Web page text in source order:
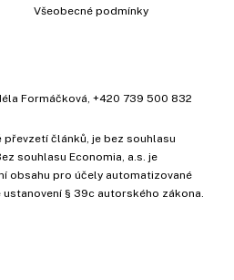
Všeobecné podmínky
Formáčková, +420 739 500 832
článků, je bez souhlasu
souhlasu Economia, a.s. je
obsahu pro účely automatizované
§ 39c autorského zákona.